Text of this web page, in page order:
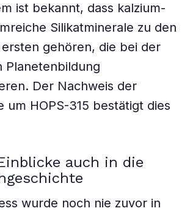
ist bekannt, dass kalzium-
Silikatminerale zu den
gehören, die bei der
Planetenbildung
Der Nachweis der
um HOPS-315 bestätigt dies
auch in die
wurde noch nie zuvor in